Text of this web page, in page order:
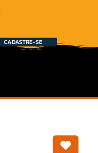
CADASTRE-SE